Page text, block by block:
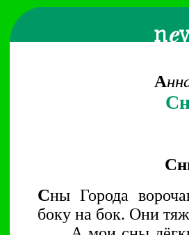
А
Сны Города
боку на бок. Они